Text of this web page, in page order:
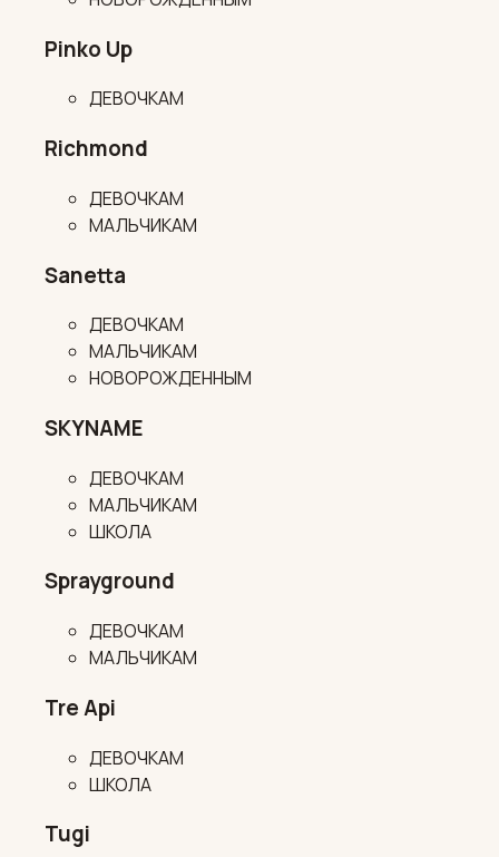
Pinko Up
ДЕВОЧКАМ
Richmond
ДЕВОЧКАМ
МАЛЬЧИКАМ
Sanetta
ДЕВОЧКАМ
МАЛЬЧИКАМ
НОВОРОЖДЕННЫМ
SKYNAME
ДЕВОЧКАМ
МАЛЬЧИКАМ
ШКОЛА
Sprayground
ДЕВОЧКАМ
МАЛЬЧИКАМ
Tre Api
ДЕВОЧКАМ
ШКОЛА
Tugi